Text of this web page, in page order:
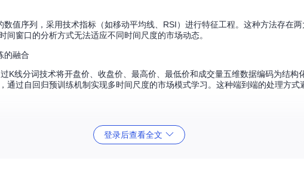
值序列，采用技术指标（如移动平均线、RSI）进行特征工程。这种方法存在
间窗口的分析方式无法适应不同时间尺度的市场动态。
的融合
K线分词技术将开盘价、收盘价、最高价、最低价和成交量五维数据编码为结构
通过自回归预训练机制实现多时间尺度的市场模式学习。这种端到端的处理方式
（2024.01-2024.12，样本量1,200,000条）
登录后查看全文